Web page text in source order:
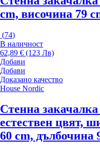
cm, височина 79
(74)
В наличност
62,89 € (123 Лв)
Добави
Добави
Доказано качество
House Nordic
Стенна
естествен цвят,
60 cm, дълбочина